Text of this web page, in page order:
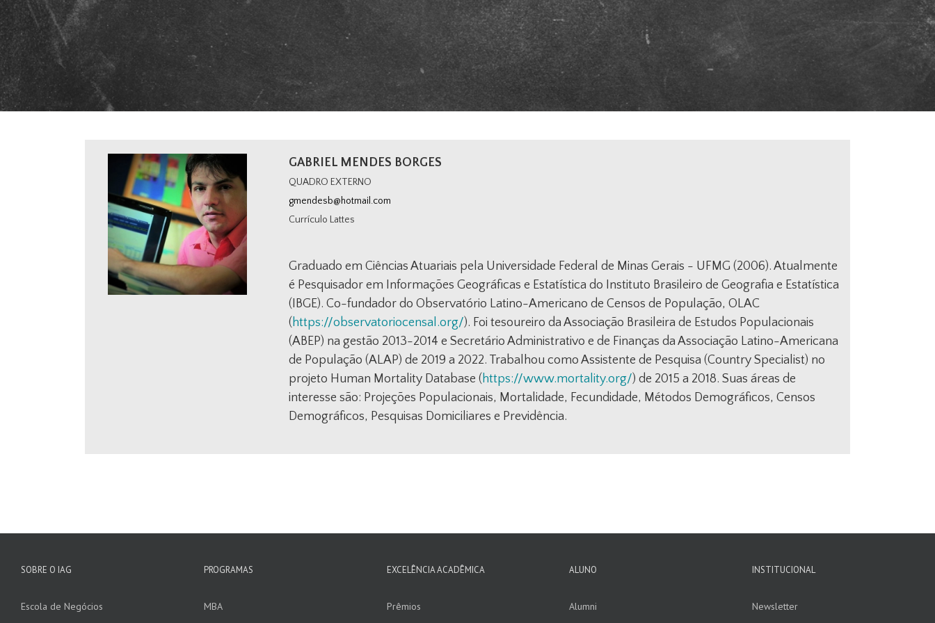
GABRIEL MENDES BORGES
QUADRO EXTERNO
gmendesb@hotmail.com
Currículo Lattes
Graduado em Ciências Atuariais pela Universidade Federal de Minas Gerais - UFMG (2006). Atualmente
é Pesquisador em Informações Geográficas e Estatística do Instituto Brasileiro de Geografia e Estatística
(IBGE). Co-fundador do Observatório Latino-Americano de Censos de População, OLAC
(https://observatoriocensal.org/). Foi tesoureiro da Associação Brasileira de Estudos Populacionais
(ABEP) na gestão 2013-2014 e Secretário Administrativo e de Finanças da Associação Latino-Americana
de População (ALAP) de 2019 a 2022. Trabalhou como Assistente de Pesquisa (Country Specialist) no
projeto Human Mortality Database (https://www.mortality.org/) de 2015 a 2018. Suas áreas de
interesse são: Projeções Populacionais, Mortalidade, Fecundidade, Métodos Demográficos, Censos
Demográficos, Pesquisas Domiciliares e Previdência.
SOBRE O IAG
Escola de Negócios
PROGRAMAS
MBA
EXCELÊNCIA ACADÊMICA
Prêmios
ALUNO
Alumni
INSTITUCIONAL
Newsletter